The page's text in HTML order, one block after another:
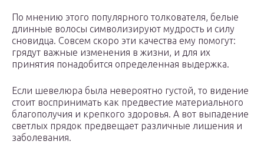
По мнению этого популярного толкователя, белые
длинные волосы символизируют мудрость и силу
сновидца. Совсем скоро эти качества ему помогут:
грядут важные изменения в жизни, и для их
принятия понадобится определенная выдержка.
Если шевелюра была невероятно густой, то видение
стоит воспринимать как предвестие материального
благополучия и крепкого здоровья. А вот выпадение
светлых прядок предвещает различные лишения и
заболевания.